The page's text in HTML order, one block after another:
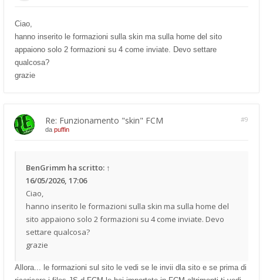
Ciao,
hanno inserito le formazioni sulla skin ma sulla home del sito
appaiono solo 2 formazioni su 4 come inviate. Devo settare
qualcosa?
grazie
Re: Funzionamento "skin" FCM #9
da puffin
BenGrimm ha scritto: ↑
16/05/2026, 17:06
Ciao,
hanno inserito le formazioni sulla skin ma sulla home del
sito appaiono solo 2 formazioni su 4 come inviate. Devo
settare qualcosa?
grazie
Allora... le formazioni sul sito le vedi se le invii dla sito e se prima di